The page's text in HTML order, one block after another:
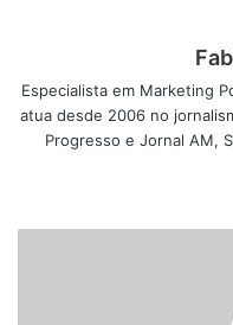
Especialista em Marketing
atua desde 2006 no
Progresso e Jornal AM,